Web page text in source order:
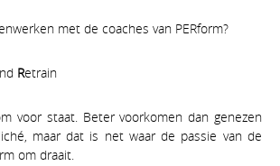
met de coaches van PERform?
Retrain
voor staat. Beter voorkomen dan genezen
maar dat is net waar de passie van de
om draait.